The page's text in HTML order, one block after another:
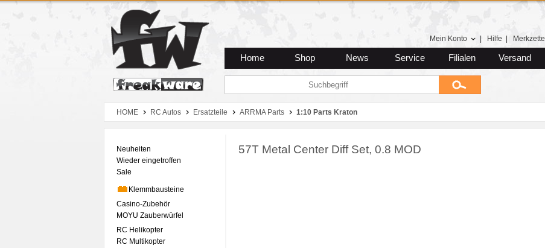
Zum Hauptmenue
Zum Seiteninhalt
Zum Warenkob
Mein Konto Hilfe Merkzettel
Home Shop News Service Filialen Versand
HOME RC Autos Ersatzteile ARRMA Parts 1:10 Parts Kraton
Neuheiten
Wieder eingetroffen
Sale
Klemmbausteine
Casino-Zubehör
MOYU Zauberwürfel
RC Helikopter
RC Multikopter
57T Metal Center Diff Set, 0.8 MOD